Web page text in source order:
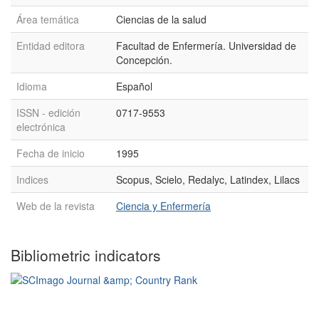
Área temática
Ciencias de la salud
Entidad editora
Facultad de Enfermería. Universidad de
Concepción.
Idioma
Español
ISSN - edición
electrónica
0717-9553
Fecha de inicio
1995
Indices
Scopus, Scielo, Redalyc, Latindex, Lilacs
Web de la revista
Ciencia y Enfermería
Bibliometric indicators